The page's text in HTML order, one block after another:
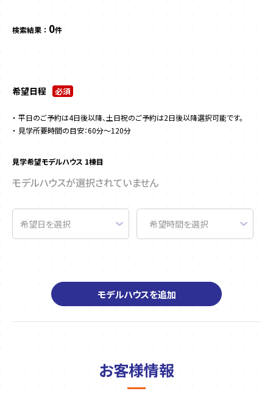
検索結果 ： 0件
希望日程 必須
平日のご予約は4日後以降、土日祝のご予約は2日後以降選択可能です。
見学所要時間の目安：60分～120分
見学希望モデルハウス 1棟目
モデルハウスが選択されていません
モデルハウスを追加
お客様情報